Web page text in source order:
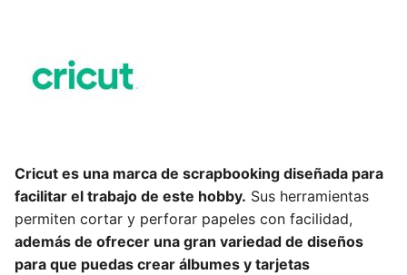
Cricut es una marca de scrapbooking diseñada para
facilitar el trabajo de este hobby. Sus herramientas
permiten cortar y perforar papeles con facilidad,
además de ofrecer una gran variedad de diseños
para que puedas crear álbumes y tarjetas